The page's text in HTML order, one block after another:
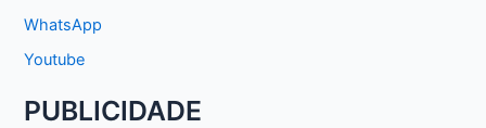
WhatsApp
Youtube
PUBLICIDADE